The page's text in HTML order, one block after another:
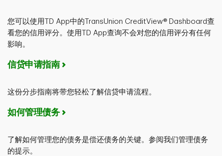
您可以使用TD App​​​​​​​中的TransUnion CreditView® Dashboard查
看您的信用评分。使用TD App查询不会对您的信用评分有任何
影响。
信贷申请指南
这份分步指南将带您轻松了解信贷申请流程。
如何管理债务
了解如何管理您的债务是偿还债务的关键。参阅我们管理债务
的提示。